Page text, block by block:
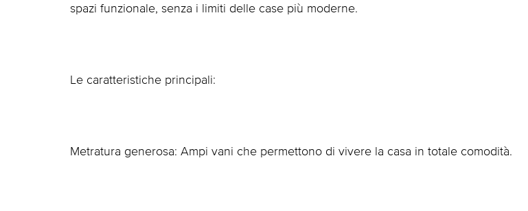
spazi funzionale, senza i limiti delle case più moderne.
Le caratteristiche principali:
Metratura generosa: Ampi vani che permettono di vivere la casa in totale comodità.